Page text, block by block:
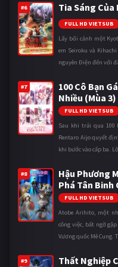
#6 Tia Sáng Của
FULL HD VIETSUB
Lấy bối cảnh một
em Seiroku và
nguyên Điện đến với
#7
100 Cô Bạn
Nhiều (Mùa 3)
FULL HD VIETSUB
Sau khi trải qua
Rentaro Aijo quyết
khi bước vào cấp ba.
#8
Hậu Phương
Phá Tân Binh
FULL HD VIETSUB
Atobe Arihito, một
công việc, bất ngờ
Vương quốc Mê
#9 Thất Nghiệp